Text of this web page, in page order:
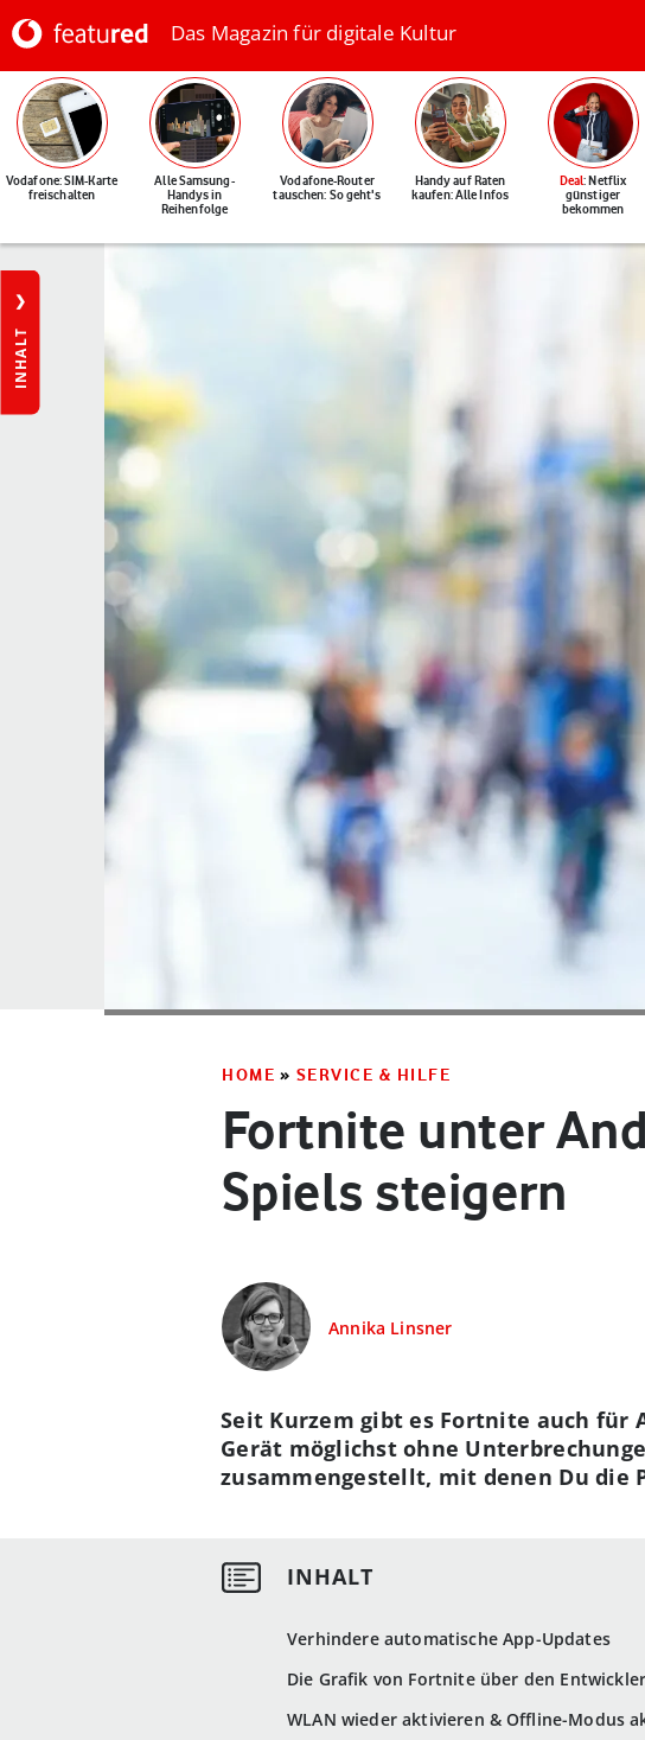
Das Magazin für digitale Kultur
Vodafone: SIM-Karte
freischalten
Alle Samsung-
Handys in
Reihenfolge
Vodafone-Router
tauschen: So geht's
Handy auf Raten
kaufen: Alle Infos
Deal: Netflix
günstiger
bekommen
INHALT
HOME » SERVICE & HILFE
Fortnite unter
Spiels steigern
Annika Linsner
Verhindere automatische App-Updates
Die Grafik von Fortnite über den
WLAN wieder aktivieren & Offline-Modus
Seit Kurzem gibt es Fortnite auch für
Gerät möglichst ohne
zusammengestellt, mit denen Du die